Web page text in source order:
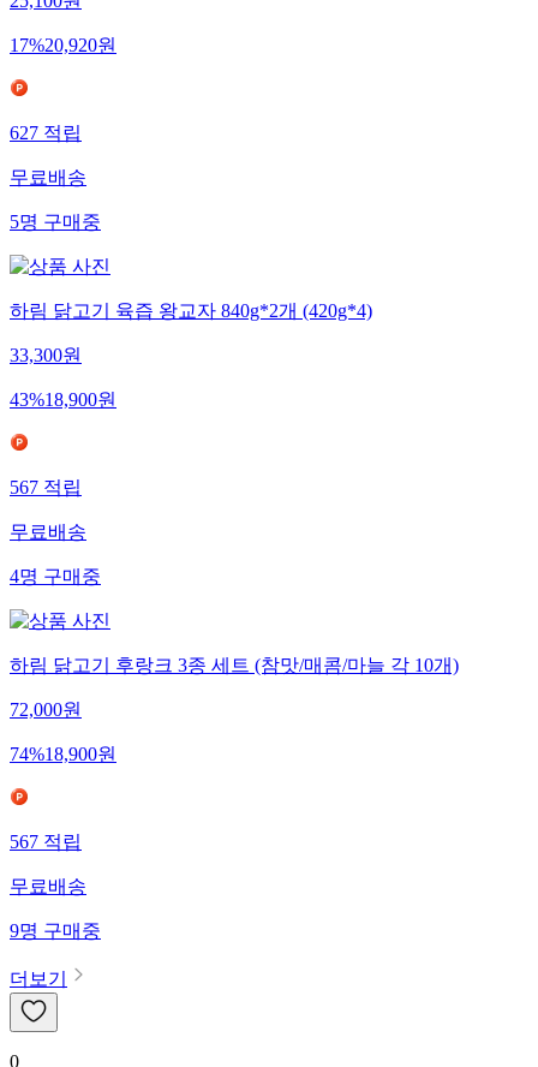
25,100원
17%20,920원
627적립
무료배송
5명구매중
하림 닭고기 육즙 왕교자 840g*2개 (420g*4)
33,300원
43%18,900원
567적립
무료배송
4명구매중
하림 닭고기 후랑크 3종 세트 (참맛/매콤/마늘 각 10개)
72,000원
74%18,900원
567적립
무료배송
9명구매중
더보기